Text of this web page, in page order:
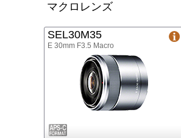
マクロレンズ
SEL30M35
E 30mm F3.5 Macro